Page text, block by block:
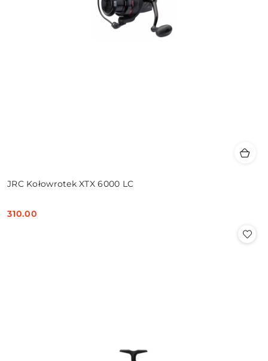
JRC Kołowrotek XTX 6000 LC
Cena:
310.00